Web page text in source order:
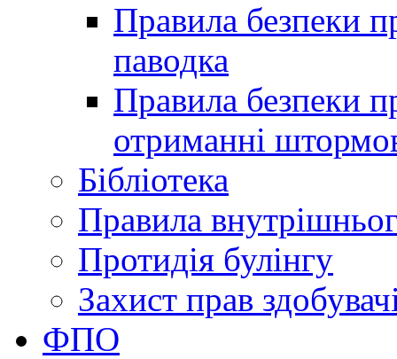
Правила безпеки
паводка
Правила безпеки
отриманні
Бібліотека
Правила
Протидія булінгу
Захист прав
ФПО